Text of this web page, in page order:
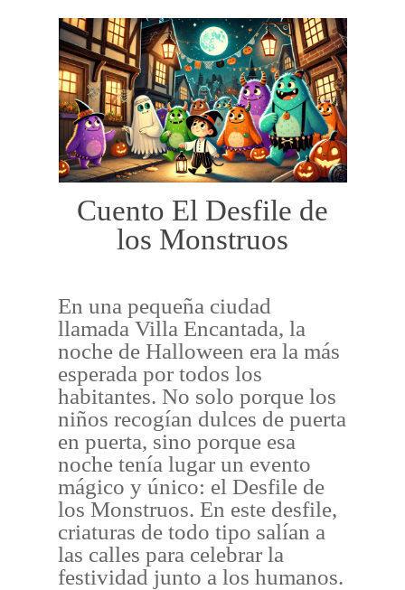
Cuento El Desfile de
los Monstruos
En una pequeña ciudad
llamada Villa Encantada, la
noche de Halloween era la más
esperada por todos los
habitantes. No solo porque los
niños recogían dulces de puerta
en puerta, sino porque esa
noche tenía lugar un evento
mágico y único: el Desfile de
los Monstruos. En este desfile,
criaturas de todo tipo salían a
las calles para celebrar la
festividad junto a los humanos.